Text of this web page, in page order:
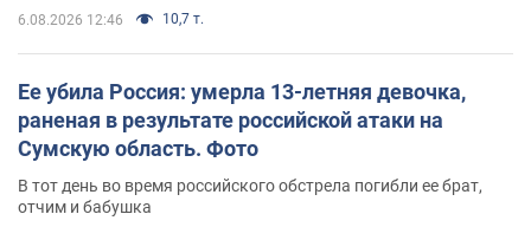
6.08.2026 12:46 10,7 т.
Ее убила Россия: умерла 13-летняя девочка,
раненая в результате российской атаки на
Сумскую область. Фото
В тот день во время российского обстрела погибли ее брат,
отчим и бабушка